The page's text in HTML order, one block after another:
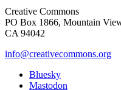
Creative Commons
PO Box 1866, Mountain
CA 94042
info@creativecommons.org
Bluesky
Mastodon